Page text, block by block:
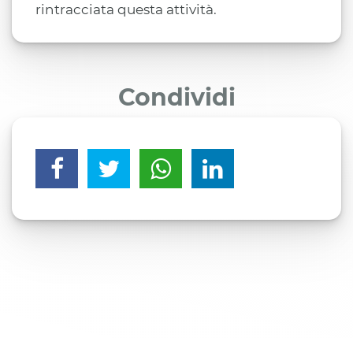
rintracciata questa attività.
Condividi